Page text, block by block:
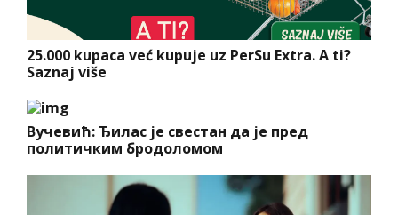
25.000 kupaca već kupuje uz PerSu Extra. A ti?
Saznaj više
Вучевић: Ђилас је свестан да је пред
политичким бродоломом